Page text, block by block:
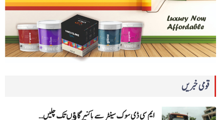
قومی خبریں
ایم سی ڈی سوک سینٹر سے باکنیر گاﺅں تک چلیں…